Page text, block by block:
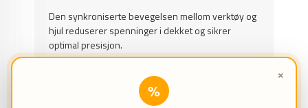
×
%
Den synkroniserte bevegelsen mellom verktøy og
hjul reduserer spenninger i dekket og sikrer
optimal presisjon.
lett, mens den interaktive touchskjermen og
automatiske demonteringsprogrammer gjør